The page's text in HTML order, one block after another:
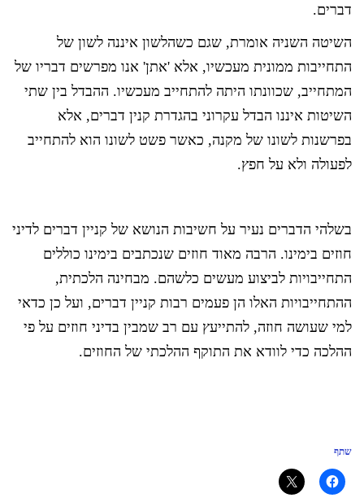
דברים.
השיטה השניה אומרת, שגם כשהלשון איננה לשון של
התחייבות ממונית מעכשיו, אלא 'אתן' אנו מפרשים דבריו של
המתחייב, שכוונתו היתה להתחייב מעכשיו. ההבדל בין שתי
השיטות איננו הבדל עקרוני בהגדרת קנין דברים, אלא
בפרשנות לשונו של מקנה, כאשר פשט לשונו הוא להתחייב
לפעולה ולא על חפץ.
בשלהי הדברים נעיר על חשיבות הנושא של קניין דברים לדיני
חוזים בימינו. הרבה מאוד חוזים שנכתבים בימינו כוללים
התחייבויות לביצוע מעשים כלשהם. מבחינה הלכתית,
ההתחייבויות האלו הן פעמים רבות קניין דברים, ועל כן כדאי
למי שעושה חוזה, להתייעץ עם רב שמבין בדיני חוזים על פי
ההלכה כדי לוודא את התוקף ההלכתי של החוזים.
שתף